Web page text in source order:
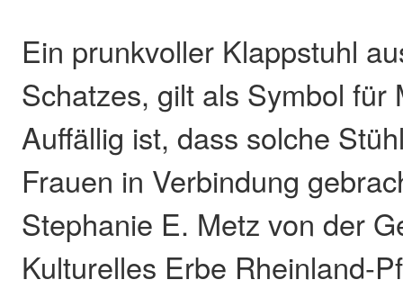
Ein prunkvoller Klappstuhl
Schatzes, gilt als Symbol für
Auffällig ist, dass solche
Frauen in Verbindung
Stephanie E. Metz von der
Kulturelles Erbe Rheinland-